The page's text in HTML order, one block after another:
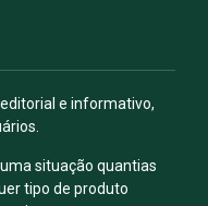
e informativo,
situação quantias
tipo de produto